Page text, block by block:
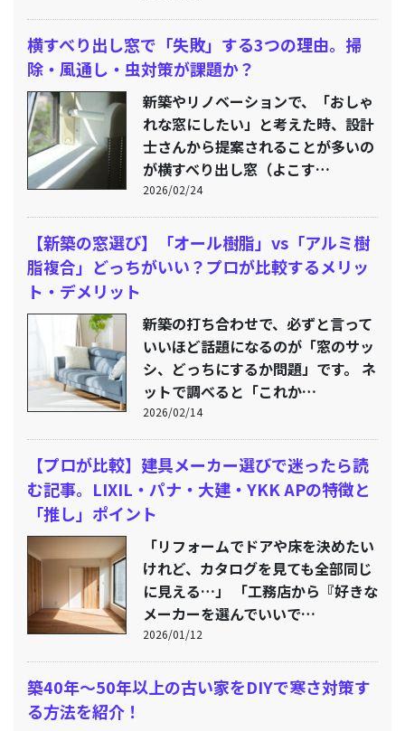
横すべり出し窓で「失敗」する3つの理由。掃
除・風通し・虫対策が課題か？
新築やリノベーションで、「おしゃ
れな窓にしたい」と考えた時、設計
士さんから提案されることが多いの
が横すべり出し窓（よこす…
2026/02/24
【新築の窓選び】「オール樹脂」vs「アルミ樹
脂複合」どっちがいい？プロが比較するメリッ
ト・デメリット
新築の打ち合わせで、必ずと言って
いいほど話題になるのが「窓のサッ
シ、どっちにするか問題」です。 ネ
ットで調べると「これか…
2026/02/14
【プロが比較】建具メーカー選びで迷ったら読
む記事。LIXIL・パナ・大建・YKK APの特徴と
「推し」ポイント
「リフォームでドアや床を決めたい
けれど、カタログを見ても全部同じ
に見える…」 「工務店から『好きな
メーカーを選んでいいで…
2026/01/12
築40年〜50年以上の古い家をDIYで寒さ対策す
る方法を紹介！